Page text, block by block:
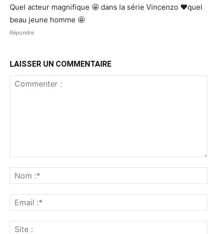
Quel acteur magnifique 🤩 dans la série Vincenzo ❤️quel
beau jeune homme 🤩
Répondre
LAISSER UN COMMENTAIRE